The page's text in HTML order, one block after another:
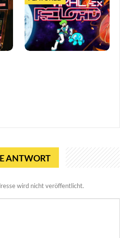
ANTWORT
wird nicht veröffentlicht.